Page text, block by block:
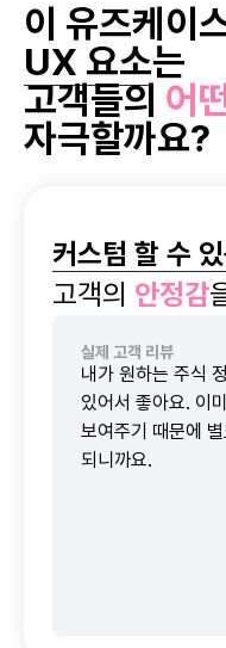
이 유즈케이
UX 요소는
고객들의 어
자극할까요?
커스텀 할 수
고객의 안정감
실제 고객 리뷰
내가 원하는 주식
있어서 좋아요. 이
보여주기 때문에
되니까요.